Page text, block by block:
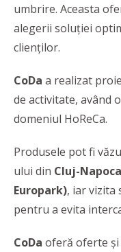
umbrire. Aceasta
alegerii soluției
clienților.
CoDa a realizat
de activitate, având
domeniul HoReCa.
Produsele pot fi
ului din Cluj-
Europark), iar vizita
pentru a evita
CoDa oferă oferte